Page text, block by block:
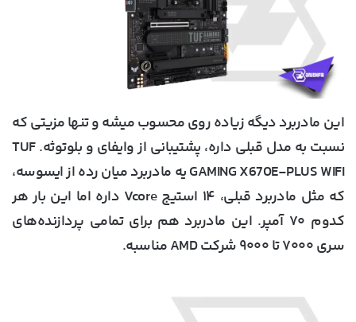
این مادربرد دیگه زیاده روی محسوب میشه و تنها مزیتی که
نسبت به مدل قبلی داره، پشتیبانی از وایفای و بلوتوثه. TUF
GAMING X670E-PLUS WIFI یه مادربرد میان رده از ایسوسه،
که مثل مادربرد قبلی، ۱۴ استیج Vcore داره اما این بار هر
کدوم ۷۰ آمپر. این مادربرد هم برای تمامی پردازنده‌های
سری ۷۰۰۰ تا ۹۰۰۰ شرکت AMD مناسبه.